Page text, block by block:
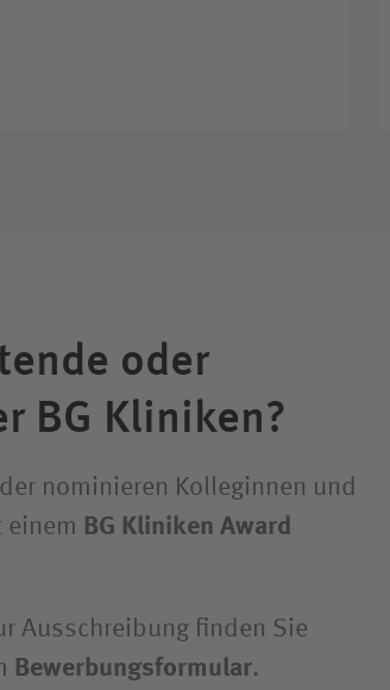
oder
BG Kliniken?
nominieren Kolleginnen und
einem BG Kliniken Award
Ausschreibung finden Sie
Bewerbungsformular.